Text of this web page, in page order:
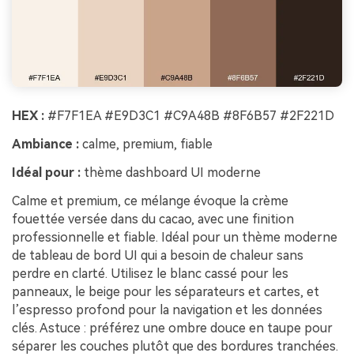
HEX : #F7F1EA #E9D3C1 #C9A48B #8F6B57 #2F221D
Ambiance : calme, premium, fiable
Idéal pour : thème dashboard UI moderne
Calme et premium, ce mélange évoque la crème
fouettée versée dans du cacao, avec une finition
professionnelle et fiable. Idéal pour un thème moderne
de tableau de bord UI qui a besoin de chaleur sans
perdre en clarté. Utilisez le blanc cassé pour les
panneaux, le beige pour les séparateurs et cartes, et
l’espresso profond pour la navigation et les données
clés. Astuce : préférez une ombre douce en taupe pour
séparer les couches plutôt que des bordures tranchées.